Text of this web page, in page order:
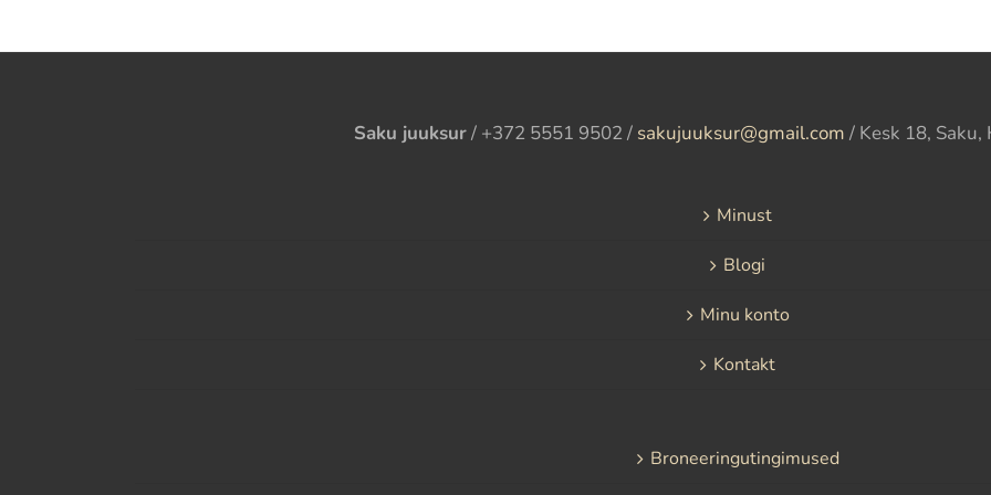
Saku juuksur/ +372 5551 9502 / sakujuuksur@gmail.com / Kesk 18,
Minust
Blogi
Minu konto
Kontakt
Broneeringutingimused